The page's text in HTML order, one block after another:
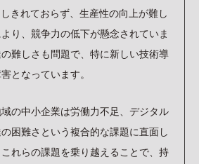
きれておらず、生産性の向上が難し
り、競争力の低下が懸念されていま
難しさも問題で、特に新しい技術導
となっています。
の中小企業は労働力不足、デジタル
困難さという複合的な課題に直面し
れらの課題を乗り越えることで、持